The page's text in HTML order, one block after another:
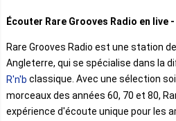
Écouter Rare Grooves Radio en live
Rare Grooves Radio est une station
Angleterre, qui se spécialise dans la
R'n'b classique. Avec une sélection
morceaux des années 60, 70 et 80,
expérience d'écoute unique pour les